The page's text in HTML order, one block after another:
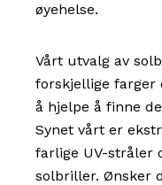
øyehelse.
Vårt utvalg av
forskjellige farger
å hjelpe å finne
Synet vårt er
farlige UV-stråler
solbriller. Ønsker